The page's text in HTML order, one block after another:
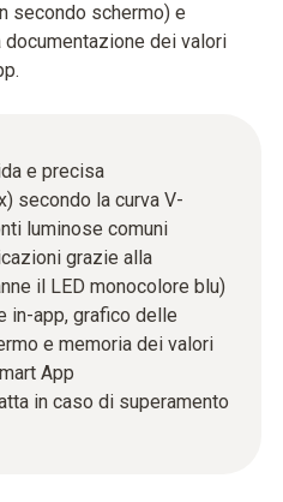
secondo schermo) e
documentazione dei valori
e precisa
secondo la curva V-
luminose comuni
grazie alla
il LED monocolore blu)
in-app, grafico delle
e memoria dei valori
App
in caso di superamento